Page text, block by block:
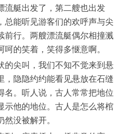
艇出发了，第二艘也出发
能听见游客们的欢呼声与尖
前行。两艘漂流艇偶尔相撞溅
的笑着，笑得多惬意啊。
尖叫，我们不知不觉来到悬
，隐隐约约能看见悬放在石缝
名。听人说，古人常常把地位
示他的地位。古人是怎么将棺
没被解开。